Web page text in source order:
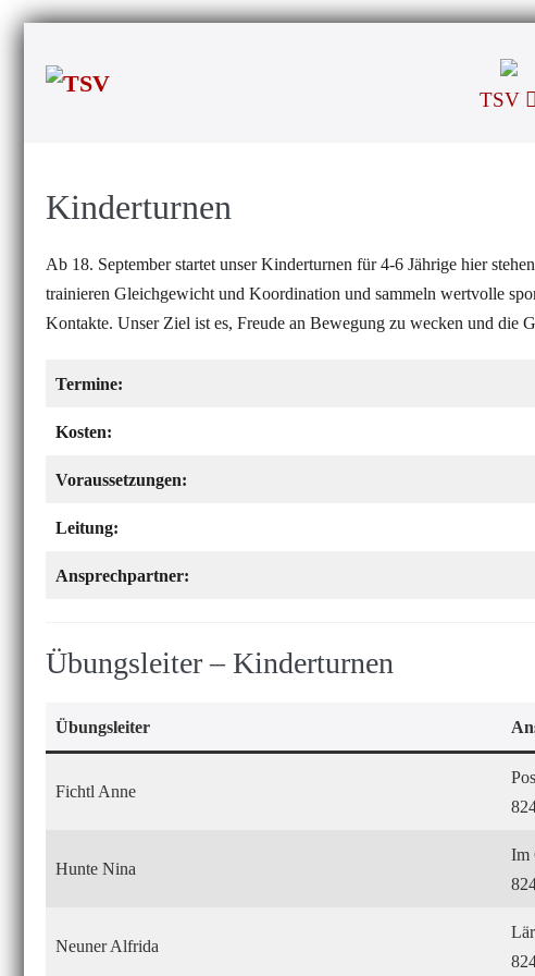
Zum
TSV
Kinderturnen
Ab 18. September startet unser Kinderturnen für 4-6 Jährige hier
trainieren Gleichgewicht und Koordination und sammeln wertvolle
Kontakte. Unser Ziel ist es, Freude an Bewegung zu wecken und die
Termine:
Kosten:
Voraussetzungen:
Leitung:
Ansprechpartner:
Übungsleiter – Kinderturnen
Übungsleiter
Fichtl Anne
Hunte Nina
Im
Neuner Alfrida